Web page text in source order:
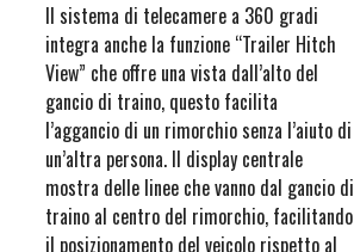
Il sistema di telecamere a 360 gradi
integra anche la funzione “Trailer Hitch
View” che offre una vista dall’alto del
gancio di traino, questo facilita
l’aggancio di un rimorchio senza l’aiuto di
un’altra persona. Il display centrale
mostra delle linee che vanno dal gancio di
traino al centro del rimorchio, facilitando
il posizionamento del veicolo rispetto al